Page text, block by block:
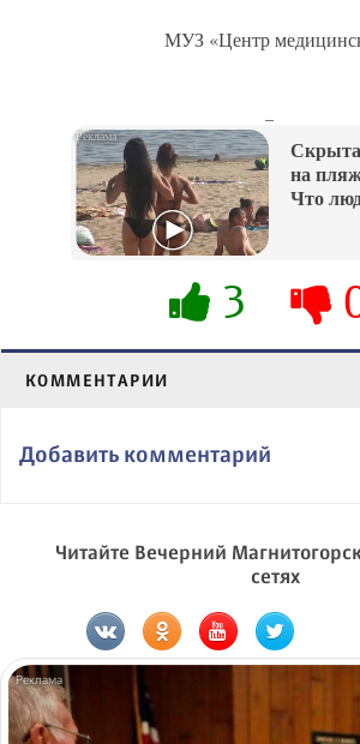
МУЗ «Центр
на
Что
их не
3
КОММЕНТАРИИ
Добавить комментарий
Читайте Вечерний
сетях